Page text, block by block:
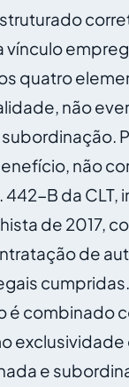
vínculo
quatro
não
não
442-B da CLT,
de 2017,
de
é combinado
exclusividade
e